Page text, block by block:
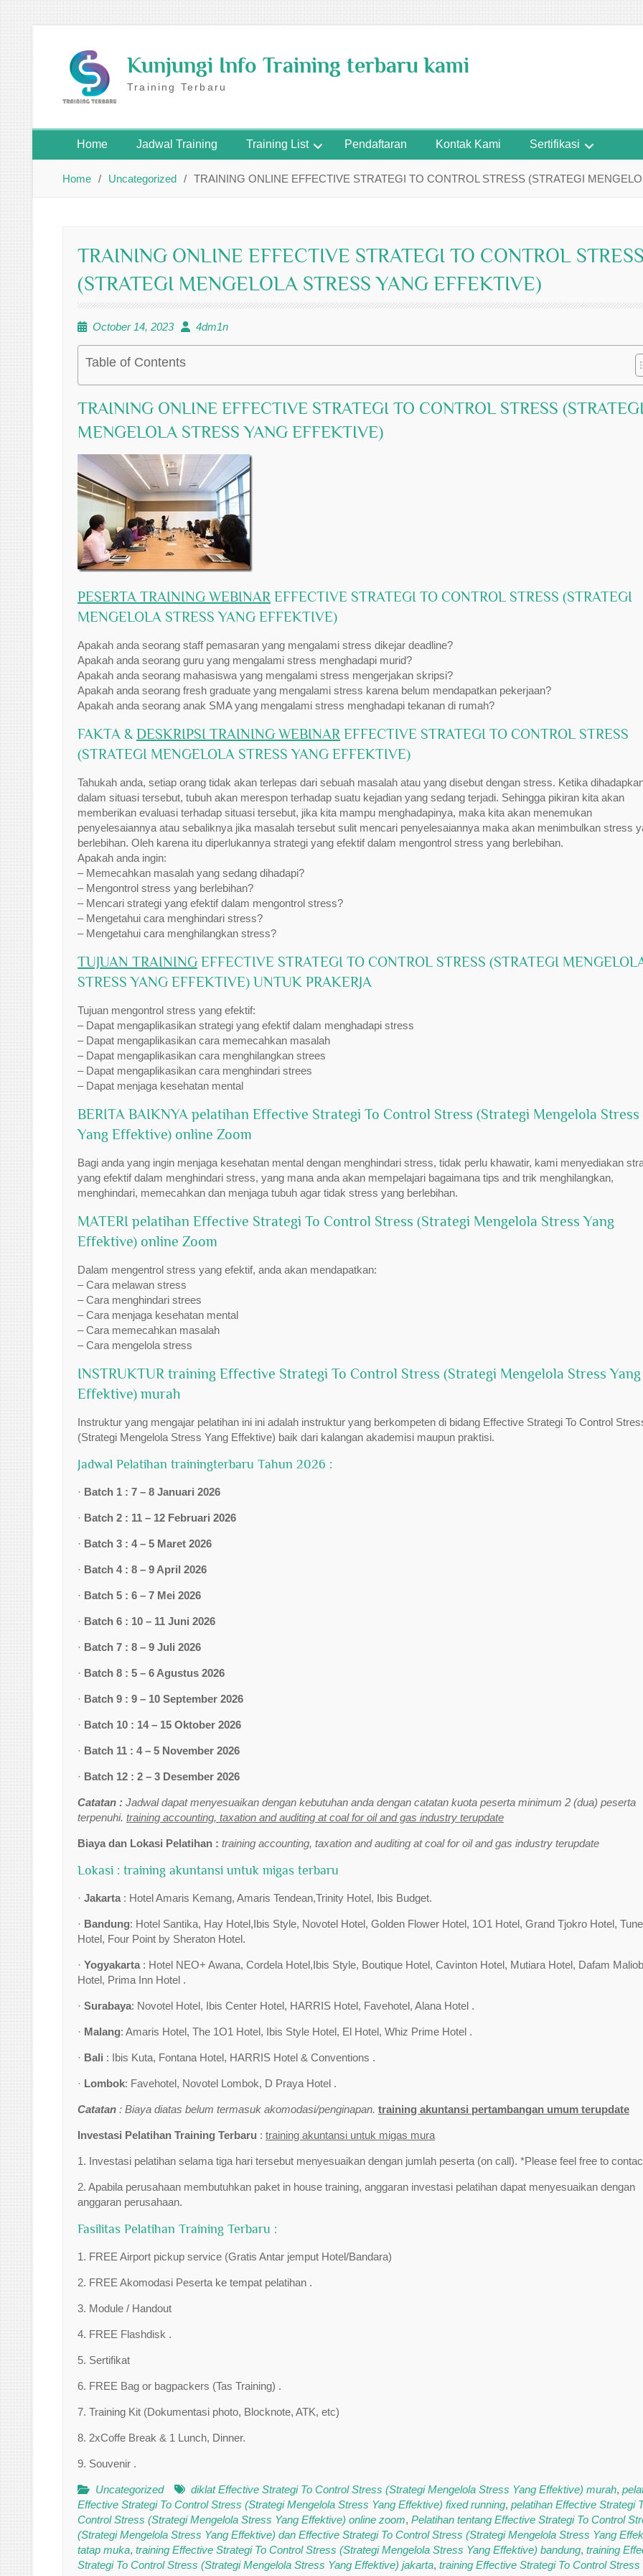
Skip
to
content
Kunjungi Info Training terbaru kami
Training Terbaru
Home Jadwal Training Training List Pendaftaran Kontak Kami Sertifikasi
Home Uncategorized TRAINING ONLINE EFFECTIVE STRATEGI TO CONTROL STRESS (STRATEGI
TRAINING ONLINE EFFECTIVE STRATEGI TO CONTROL
(STRATEGI MENGELOLA STRESS YANG EFFEKTIVE)
October 14, 2023 4dm1n
Table of Contents
TRAINING ONLINE EFFECTIVE STRATEGI TO CONTROL STRESS
MENGELOLA STRESS YANG EFFEKTIVE)
PESERTA TRAINING WEBINAR EFFECTIVE STRATEGI TO CONTROL STRESS (STRATEGI
MENGELOLA STRESS YANG EFFEKTIVE)
Apakah anda seorang staff pemasaran yang mengalami stress dikejar deadline?
Apakah anda seorang guru yang mengalami stress menghadapi murid?
Apakah anda seorang mahasiswa yang mengalami stress mengerjakan skripsi?
Apakah anda seorang fresh graduate yang mengalami stress karena belum mendapatkan pekerjaan?
Apakah anda seorang anak SMA yang mengalami stress menghadapi tekanan di rumah?
FAKTA & DESKRIPSI TRAINING WEBINAR EFFECTIVE STRATEGI TO CONTROL STRESS
(STRATEGI MENGELOLA STRESS YANG EFFEKTIVE)
Tahukah anda, setiap orang tidak akan terlepas dari sebuah masalah atau yang disebut dengan stress. Ketika
dalam situasi tersebut, tubuh akan merespon terhadap suatu kejadian yang sedang terjadi. Sehingga pikiran kita akan
memberikan evaluasi terhadap situasi tersebut, jika kita mampu menghadapinya, maka kita akan menemukan
penyelesaiannya atau sebaliknya jika masalah tersebut sulit mencari penyelesaiannya maka akan menimbulkan stress
berlebihan. Oleh karena itu diperlukannya strategi yang efektif dalam mengontrol stress yang berlebihan.
Apakah anda ingin:
– Memecahkan masalah yang sedang dihadapi?
– Mengontrol stress yang berlebihan?
– Mencari strategi yang efektif dalam mengontrol stress?
– Mengetahui cara menghindari stress?
– Mengetahui cara menghilangkan stress?
TUJUAN TRAINING EFFECTIVE STRATEGI TO CONTROL STRESS (STRATEGI
STRESS YANG EFFEKTIVE) UNTUK PRAKERJA
Tujuan mengontrol stress yang efektif:
– Dapat mengaplikasikan strategi yang efektif dalam menghadapi stress
– Dapat mengaplikasikan cara memecahkan masalah
– Dapat mengaplikasikan cara menghilangkan strees
– Dapat mengaplikasikan cara menghindari strees
– Dapat menjaga kesehatan mental
BERITA BAIKNYA pelatihan Effective Strategi To Control Stress (Strategi Mengelola Stress
Yang Effektive) online Zoom
Bagi anda yang ingin menjaga kesehatan mental dengan menghindari stress, tidak perlu khawatir, kami menyediakan
yang efektif dalam menghindari stress, yang mana anda akan mempelajari bagaimana tips and trik menghilangkan,
menghindari, memecahkan dan menjaga tubuh agar tidak stress yang berlebihan.
MATERI pelatihan Effective Strategi To Control Stress (Strategi Mengelola Stress Yang
Effektive) online Zoom
Dalam mengentrol stress yang efektif, anda akan mendapatkan:
– Cara melawan stress
– Cara menghindari strees
– Cara menjaga kesehatan mental
– Cara memecahkan masalah
– Cara mengelola stress
INSTRUKTUR training Effective Strategi To Control Stress (Strategi Mengelola Stress Yang
Effektive) murah
Instruktur yang mengajar pelatihan ini ini adalah instruktur yang berkompeten di bidang Effective Strategi To Control
(Strategi Mengelola Stress Yang Effektive) baik dari kalangan akademisi maupun praktisi.
Jadwal Pelatihan trainingterbaru Tahun 2026 :
· Batch 1 : 7 – 8 Januari 2026
· Batch 2 : 11 – 12 Februari 2026
· Batch 3 : 4 – 5 Maret 2026
· Batch 4 : 8 – 9 April 2026
· Batch 5 : 6 – 7 Mei 2026
· Batch 6 : 10 – 11 Juni 2026
· Batch 7 : 8 – 9 Juli 2026
· Batch 8 : 5 – 6 Agustus 2026
· Batch 9 : 9 – 10 September 2026
· Batch 10 : 14 – 15 Oktober 2026
· Batch 11 : 4 – 5 November 2026
· Batch 12 : 2 – 3 Desember 2026
Catatan : Jadwal dapat menyesuaikan dengan kebutuhan anda dengan catatan kuota peserta minimum 2 (dua) peserta
terpenuhi. training accounting, taxation and auditing at coal for oil and gas industry terupdate
Biaya dan Lokasi Pelatihan : training accounting, taxation and auditing at coal for oil and gas industry terupdate
Lokasi : training akuntansi untuk migas terbaru
· Jakarta : Hotel Amaris Kemang, Amaris Tendean,Trinity Hotel, Ibis Budget.
· Bandung: Hotel Santika, Hay Hotel,Ibis Style, Novotel Hotel, Golden Flower Hotel, 1O1 Hotel, Grand Tjokro Hotel, Tune
Hotel, Four Point by Sheraton Hotel.
· Yogyakarta : Hotel NEO+ Awana, Cordela Hotel,Ibis Style, Boutique Hotel, Cavinton Hotel, Mutiara Hotel, Dafam
Hotel, Prima Inn Hotel .
· Surabaya: Novotel Hotel, Ibis Center Hotel, HARRIS Hotel, Favehotel, Alana Hotel .
· Malang: Amaris Hotel, The 1O1 Hotel, Ibis Style Hotel, El Hotel, Whiz Prime Hotel .
· Bali : Ibis Kuta, Fontana Hotel, HARRIS Hotel & Conventions .
· Lombok: Favehotel, Novotel Lombok, D Praya Hotel .
Catatan : Biaya diatas belum termasuk akomodasi/penginapan. training akuntansi pertambangan umum terupdate
Investasi Pelatihan Training Terbaru : training akuntansi untuk migas mura
1. Investasi pelatihan selama tiga hari tersebut menyesuaikan dengan jumlah peserta (on call). *Please feel free to
2. Apabila perusahaan membutuhkan paket in house training, anggaran investasi pelatihan dapat menyesuaikan dengan
anggaran perusahaan.
Fasilitas Pelatihan Training Terbaru :
1. FREE Airport pickup service (Gratis Antar jemput Hotel/Bandara)
2. FREE Akomodasi Peserta ke tempat pelatihan .
3. Module / Handout
4. FREE Flashdisk .
5. Sertifikat
6. FREE Bag or bagpackers (Tas Training) .
7. Training Kit (Dokumentasi photo, Blocknote, ATK, etc)
8. 2xCoffe Break & 1 Lunch, Dinner.
9. Souvenir .
Uncategorized diklat Effective Strategi To Control Stress (Strategi Mengelola Stress Yang Effektive) murah,
Effective Strategi To Control Stress (Strategi Mengelola Stress Yang Effektive) fixed running, pelatihan Effective Strategi
Control Stress (Strategi Mengelola Stress Yang Effektive) online zoom, Pelatihan tentang Effective Strategi To Control
(Strategi Mengelola Stress Yang Effektive) dan Effective Strategi To Control Stress (Strategi Mengelola Stress Yang
tatap muka, training Effective Strategi To Control Stress (Strategi Mengelola Stress Yang Effektive) bandung, training
Strategi To Control Stress (Strategi Mengelola Stress Yang Effektive) jakarta, training Effective Strategi To Control Stress